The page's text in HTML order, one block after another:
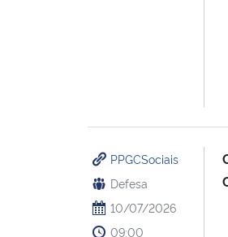
PPGCSociais
Defesa
10/07/2026
09:00